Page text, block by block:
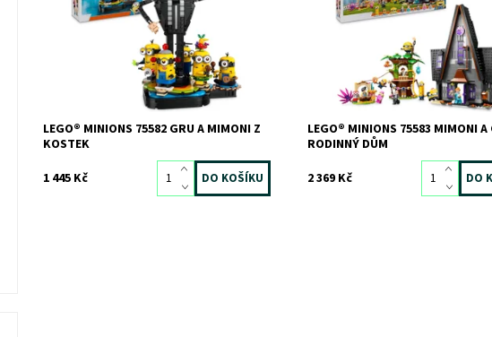
Dostupnost:
Skladem1 ks
11814
LEGO
LEGO® MINIONS 75582 GRU A MIMONI Z
KOSTEK
1 445 Kč
Dostupnost:
Skladem1 ks
LEGO
LEGO® MINIONS 75583 MIMONI A
RODINNÝ DŮM
2 369 Kč